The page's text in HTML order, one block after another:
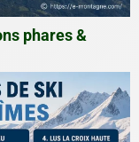
phares &